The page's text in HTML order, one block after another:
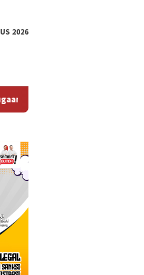
2026
di BPRD Lumajang Oknum